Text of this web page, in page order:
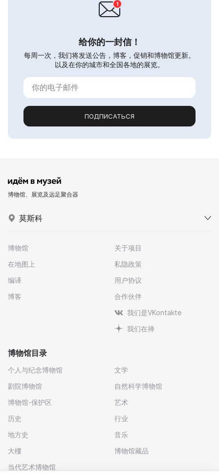
给你的一封信！
每周一次，我们将发送公告，博客，促销和博物馆更新。
以及在你的城市和全国各地的展览。
ПОДПИСАТЬСЯ
博物馆、展览及远足聚合器
莫斯科
博物馆
在地图上
编译
博客
关于项目
私隐政策
用户协议
合作伙伴
我们是VKontakte
我们在禅
博物馆目录
个人与纪念博物馆
剧院博物馆
博物馆-保护区
历史
地方史
大樓
当代艺术博物馆
文学
自然科学博物馆
艺术
行业
音乐
博物馆藏品